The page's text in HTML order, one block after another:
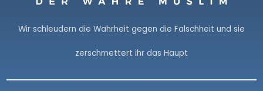
Wir schleudern die Wahrheit gegen die Falschheit und sie
zerschmettert ihr das Haupt